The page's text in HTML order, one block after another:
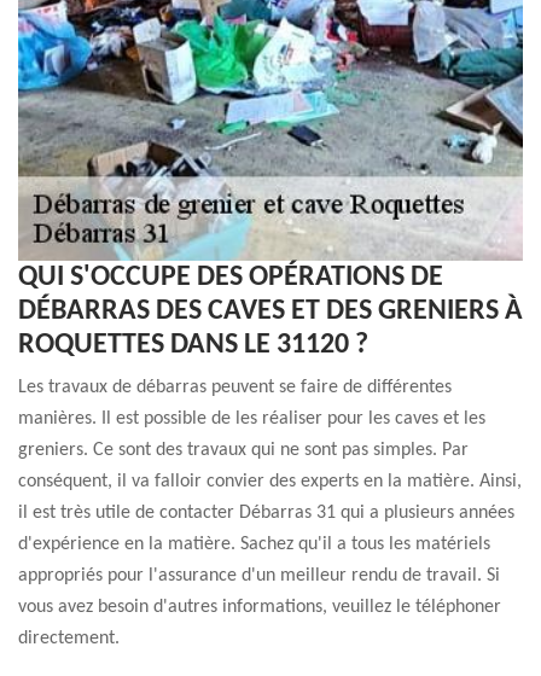
QUI S'OCCUPE DES OPÉRATIONS DE
DÉBARRAS DES CAVES ET DES GRENIERS À
ROQUETTES DANS LE 31120 ?
Les travaux de débarras peuvent se faire de différentes
manières. Il est possible de les réaliser pour les caves et les
greniers. Ce sont des travaux qui ne sont pas simples. Par
conséquent, il va falloir convier des experts en la matière. Ainsi,
il est très utile de contacter Débarras 31 qui a plusieurs années
d'expérience en la matière. Sachez qu'il a tous les matériels
appropriés pour l'assurance d'un meilleur rendu de travail. Si
vous avez besoin d'autres informations, veuillez le téléphoner
directement.